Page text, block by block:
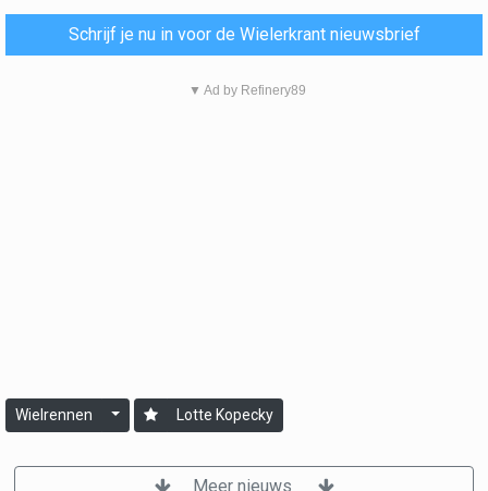
Schrijf je nu in voor de Wielerkrant nieuwsbrief
▼ Ad by Refinery89
Wielrennen Lotte Kopecky
Meer nieuws